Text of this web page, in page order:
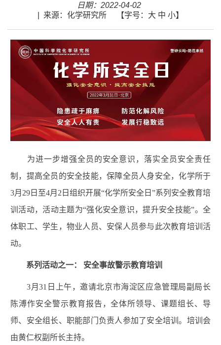
日期：2022-04-02
来源：化学研究所 【字号： 大 中 小】
为进一步增强全员的安全意识，落实全员安全责任
制，提高全员的安全技能，保障全员人身安全，化学所于
3月 29 日至4月 2 日组织开展“化学所安全日”系列安全教育培
训活动，活动主题为“强化安全意识，提升安全技能”。全
体职工、学生，物业人员、安保人员参与此次教育培训活
动。
系列活动之一： 安全事故警示教育培训
3月31 日上午，邀请北京市海淀区应急管理局副局长
陈溥作安全警示教育报告，全体所领导、课题组长、导
师、安全组长、职能部门负责人参加了安全培训。培训会
由黄仁权副所长主持。